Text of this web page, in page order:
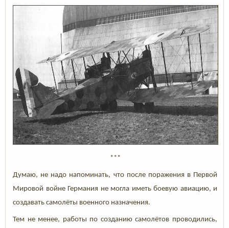
***
Думаю, не надо напоминать, что после поражения в Первой
Мировой войне Германия не могла иметь боевую авиацию, и
создавать самолёты военного назначения.
Тем не менее, работы по созданию самолётов проводились,